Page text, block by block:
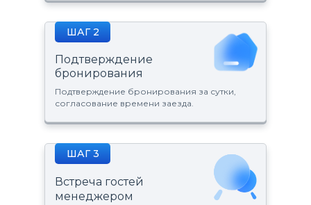
Подтверждение
бронирования
Подтверждение бронирования за сутки,
согласование времени заезда.
Встреча гостей
менеджером
ШАГ 2
ШАГ 3